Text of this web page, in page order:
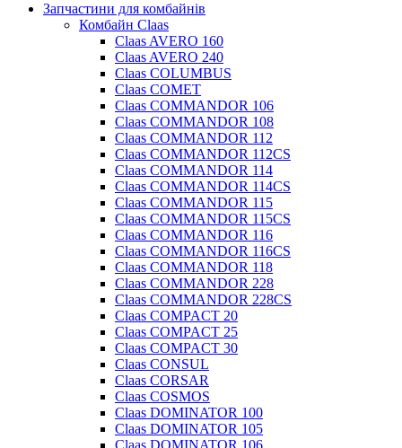
Запчастини для комбайнів
Комбайн Claas
Claas AVERO 160
Claas AVERO 240
Claas COLUMBUS
Claas COMET
Claas COMMANDOR 106
Claas COMMANDOR 108
Claas COMMANDOR 112
Claas COMMANDOR 112CS
Claas COMMANDOR 114
Claas COMMANDOR 114CS
Claas COMMANDOR 115
Claas COMMANDOR 115CS
Claas COMMANDOR 116
Claas COMMANDOR 116CS
Claas COMMANDOR 118
Claas COMMANDOR 228
Claas COMMANDOR 228CS
Claas COMPACT 20
Claas COMPACT 25
Claas COMPACT 30
Claas CONSUL
Claas CORSAR
Claas COSMOS
Claas DOMINATOR 100
Claas DOMINATOR 105
Claas DOMINATOR 106